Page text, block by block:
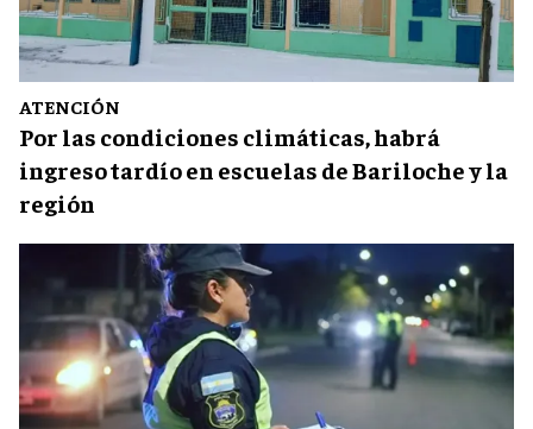
ATENCIÓN
Por las condiciones climáticas, habrá
ingreso tardío en escuelas de Bariloche y la
región